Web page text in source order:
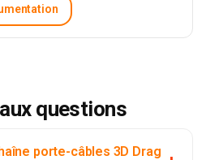
questions
porte-câbles 3D Drag